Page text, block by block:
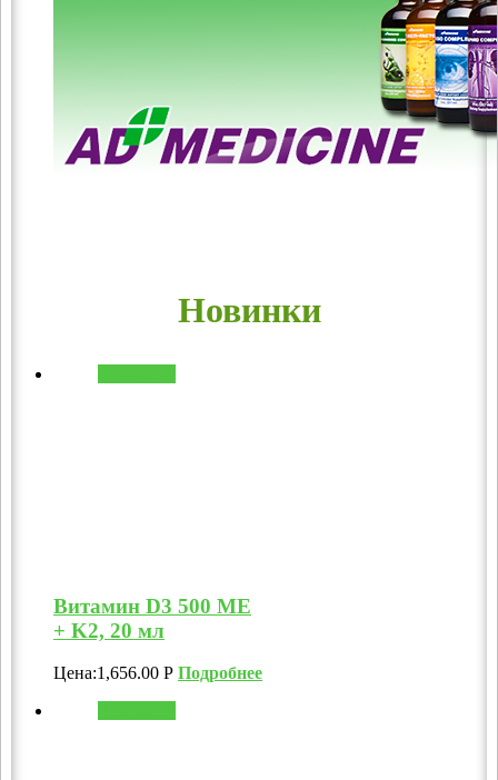
Новинки
Витамин D3 500 МЕ
+ K2, 20 мл
Цена:1,656.00 Р Подробнее